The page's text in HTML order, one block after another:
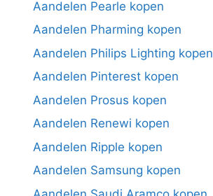
Aandelen Pearle kopen
Aandelen Pharming kopen
Aandelen Philips Lighting kopen
Aandelen Pinterest kopen
Aandelen Prosus kopen
Aandelen Renewi kopen
Aandelen Ripple kopen
Aandelen Samsung kopen